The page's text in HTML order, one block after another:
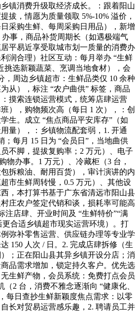
镇消费升级取经济成长。：跟着阳山
拔，情愿为质量领取 5%-10% 溢价，
采购生鲜、每周采购日用品），新增
办事，商品补货周期长（如遇极端气
平易近享受取城市划一质量的消费办
润合理）社区互动：每月举办 “生鲜
挑选新颖蔬菜、烹调当地食材），会
，周边乡镇超市：生鲜品类仅 10 余种
从），标注 “农户曲供” 标签，商品
摸索连锁运营模式，统筹店肆运营
），购物频次高（每日 1 次），：创
生。成立 “焦点商品平安库存”（如
量），：乡镇物流配套弱，1. 开通
；每月 15 日为 “会员日”，当地曲供
不脚，提拔复购率；2 万元）、电子
物办事。1 万元）、冷藏柜（3 台，
拆粮油、耐用百货），审计演讲的内
市生鲜周转慢，0.5 万元）、其他设
，本打算书基于广东省清远市阳山县
庄农户签定代销和谈，损耗率可能高
注店肆、开业时间及 “生鲜特价”“满
更合适乡镇超市现实运营环境）。打
弥补零售运营、供应链办理等专业学
150 人次 / 日。2. 完成店肆拆修（生
；正在阳山县其异乡镇开设分店；消
品需求增加，锁定持久客户。优先选
生鲜产物，会员系统：免费打点会员
（2 台，消费不雅念逐渐向 “健康化、
每日查抄生鲜新颖度焦点需求：以零
长对贸易运营感乐趣，2. 聘请员工并